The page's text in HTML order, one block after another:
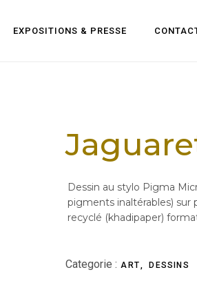
EXPOSITIONS & PRESSE
Dessin au stylo Pigma
pigments inaltérables) sur
recyclé (khadipaper)
Categorie : ART DESSINS